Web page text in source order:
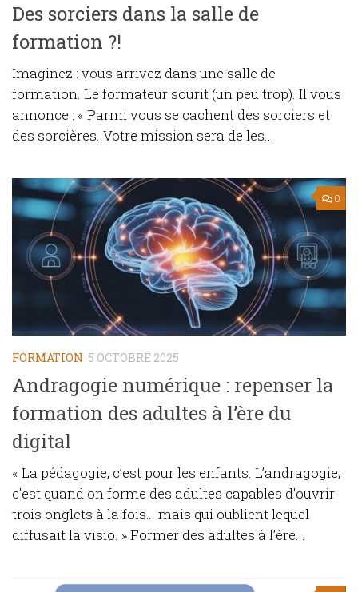
Des sorciers dans la salle de
formation ?!
Imaginez : vous arrivez dans une salle de
formation. Le formateur sourit (un peu trop). Il vous
annonce : « Parmi vous se cachent des sorciers et
des sorcières. Votre mission sera de les...
0
FORMATION 5 OCTOBRE 2025
Andragogie numérique : repenser la
formation des adultes à l’ère du
digital
« La pédagogie, c’est pour les enfants. L’andragogie,
c’est quand on forme des adultes capables d’ouvrir
trois onglets à la fois… mais qui oublient lequel
diffusait la visio. » Former des adultes à l’ère...